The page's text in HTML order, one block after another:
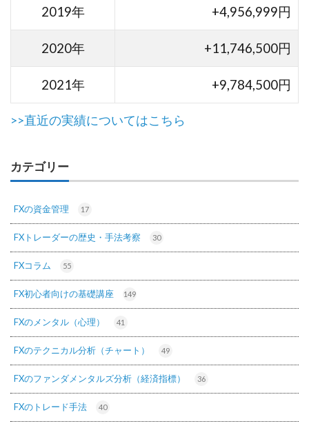
2019年 +4,956,999円
2020年 +11,746,500円
2021年 +9,784,500円
>>直近の実績についてはこちら
カテゴリー
FXの資金管理 17
FXトレーダーの歴史・手法考察 30
FXコラム 55
FX初心者向けの基礎講座 149
FXのメンタル（心理） 41
FXのテクニカル分析（チャート） 49
FXのファンダメンタルズ分析（経済指標） 36
FXのトレード手法 40